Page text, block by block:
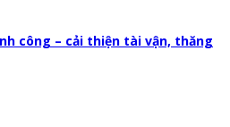
công – cải thiện tài vận, thăng